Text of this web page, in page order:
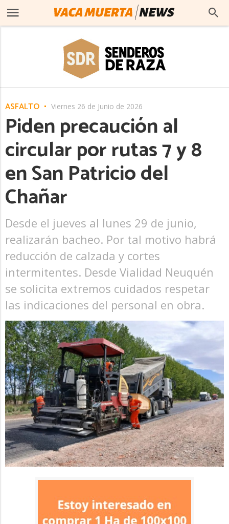
ASFALTO Viernes 26 de Junio de 2026
Piden precaución al
circular por rutas 7 y 8
en San Patricio del
Chañar
Desde el jueves al lunes 29 de junio,
realizarán bacheo. Por tal motivo habrá
reducción de calzada y cortes
intermitentes. Desde Vialidad Neuquén
se solicita extremos cuidados respetar
las indicaciones del personal en obra.